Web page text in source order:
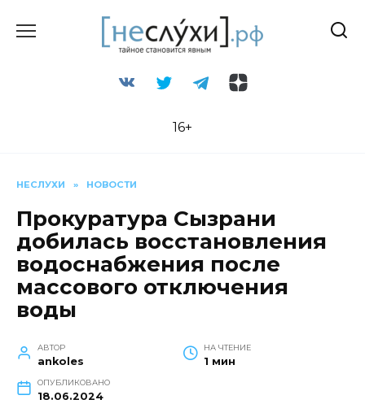
16+
НЕСЛУХИ » НОВОСТИ
Прокуратура Сызрани
добилась восстановления
водоснабжения после
массового отключения
воды
АВТОР
ankoles
НА ЧТЕНИЕ
1 мин
ОПУБЛИКОВАНО
18.06.2024